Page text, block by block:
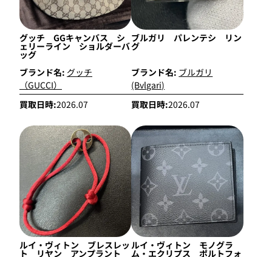
グッチ GGキャンバス シ
ェリーライン ショルダーバ
ッグ
ブランド名: グッチ
（GUCCI）
買取日時:2026.07
ブルガリ パレンテシ リン
グ
ブランド名: ブルガリ
(Bvlgari)
買取日時:2026.07
ルイ・ヴィトン ブレスレッ
ト リヤン アンプラント
ルイ・ヴィトン モノグラ
ム・エクリプス ポルトフォ